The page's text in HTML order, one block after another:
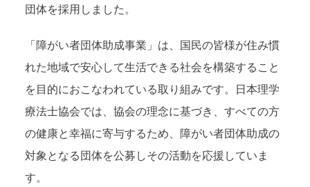
団体を採用しました。
「障がい者団体助成事業」は、国民の皆様が住み慣
れた地域で安心して生活できる社会を構築すること
を目的におこなわれている取り組みです。日本理学
療法士協会では、協会の理念に基づき、すべての方
の健康と幸福に寄与するため、障がい者団体助成の
対象となる団体を公募しその活動を応援していま
す。